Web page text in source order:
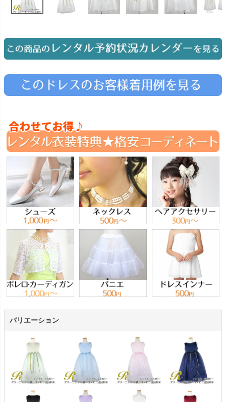
Photography
Angel's Photo Studio
予約 Web または お電話
特典 ヘアメイク・着付け
バリエーション